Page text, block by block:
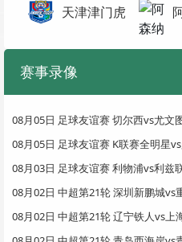
天津津门虎
赛事录像
08月05日 足球友谊赛 切尔西vs尤文
08月03日 足球友谊赛 利物浦vs利兹